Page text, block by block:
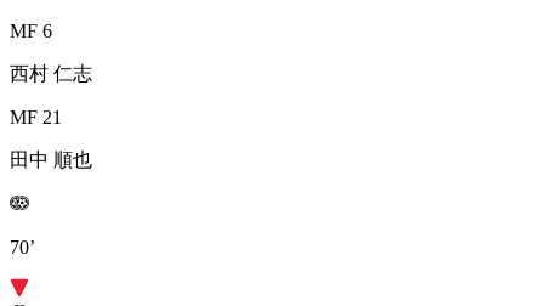
MF 6
西村 仁志
MF 21
田中 順也
70’